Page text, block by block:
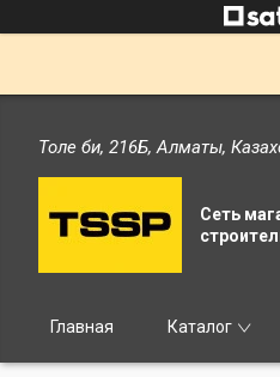
Толе би, 216Б, Алматы,
Сеть
Главная Каталог